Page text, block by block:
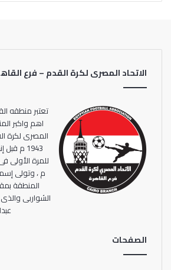
الاتحاد المصرى لكرة القدم – فرع
تعتبر منطقه
اهم واكبر
المصرى لكرة
1943 م
م ، وتولى
الشواربى
الصفحات